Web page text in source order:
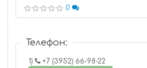
0
Телефон:
1)
+7 (3952) 66-98-22